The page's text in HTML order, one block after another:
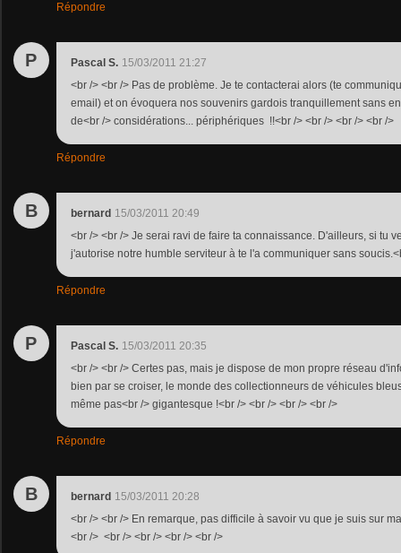
Répondre
P Pascal S. 15/03/2011 21:27
<br /> <br /> Pas de problème. Je te contacterai alors (te
email) et on évoquera nos souvenirs gardois tranquillement sans
de<br /> considérations... périphériques !!<br /> <br /> <br /> <br />
Répondre
B bernard 15/03/2011 20:49
<br /> <br /> Je serai ravi de faire ta connaissance. D'ailleurs, si tu
j'autorise notre humble serviteur à te l'a communiquer sans
Répondre
P Pascal S. 15/03/2011 20:35
<br /> <br /> Certes pas, mais je dispose de mon propre réseau
bien par se croiser, le monde des collectionneurs de véhicules
même pas<br /> gigantesque !<br /> <br /> <br /> <br />
Répondre
B bernard 15/03/2011 20:28
<br /> <br /> En remarque, pas difficile à savoir vu que je suis sur
<br /> <br /> <br /> <br /> <br />